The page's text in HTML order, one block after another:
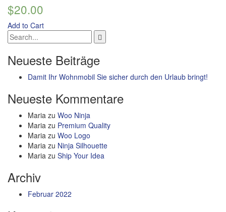
$20.00
Add to Cart
Neueste Beiträge
Damit Ihr Wohnmobil Sie sicher durch den Urlaub bringt!
Neueste Kommentare
Maria zu Woo Ninja
Maria zu Premium Quality
Maria zu Woo Logo
Maria zu Ninja Silhouette
Maria zu Ship Your Idea
Archiv
Februar 2022